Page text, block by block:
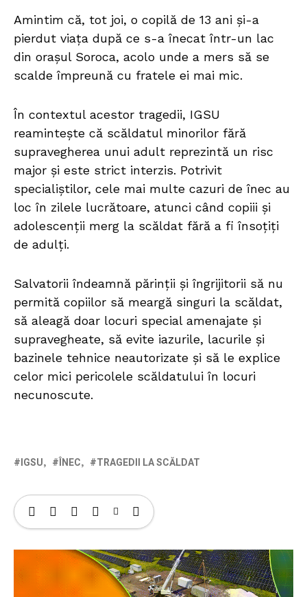
Amintim că, tot joi, o copilă de 13 ani și-a
pierdut viața după ce s-a înecat într-un lac
din orașul Soroca, acolo unde a mers să se
scalde împreună cu fratele ei mai mic.
În contextul acestor tragedii, IGSU
reamintește că scăldatul minorilor fără
supravegherea unui adult reprezintă un risc
major și este strict interzis. Potrivit
specialiștilor, cele mai multe cazuri de înec au
loc în zilele lucrătoare, atunci când copiii și
adolescenții merg la scăldat fără a fi însoțiți
de adulți.
Salvatorii îndeamnă părinții și îngrijitorii să nu
permită copiilor să meargă singuri la scăldat,
să aleagă doar locuri special amenajate și
supravegheate, să evite iazurile, lacurile și
bazinele tehnice neautorizate și să le explice
celor mici pericolele scăldatului în locuri
necunoscute.
IGSU ÎNEC TRAGEDII LA SCĂLDAT